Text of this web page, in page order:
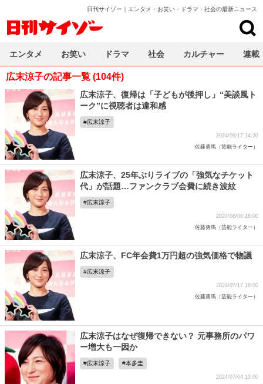
日刊サイゾー｜エンタメ・お笑い・ドラマ・社会の最新ニュース
広末涼子の記事一覧 (104件)
広末涼子、復帰は「子どもが後押し」“美談風ト
ーク”に視聴者は違和感
広末涼子
2024/09/17 14:30
佐藤勇馬（芸能ライター）
広末涼子、25年ぶりライブの「強気なチケット
代」が話題…ファンクラブ会費に続き波紋
広末涼子
2024/08/08 18:00
佐藤勇馬（芸能ライター）
広末涼子、FC年会費1万円超の強気価格で物議
広末涼子
2024/07/17 18:00
佐藤勇馬（芸能ライター）
広末涼子はなぜ復帰できない？ 元事務所のパワ
ー増大も一因か
広末涼子 本多圭
2024/07/04 13:00
エンタメ お笑い ドラマ 社会 カルチャー 連載